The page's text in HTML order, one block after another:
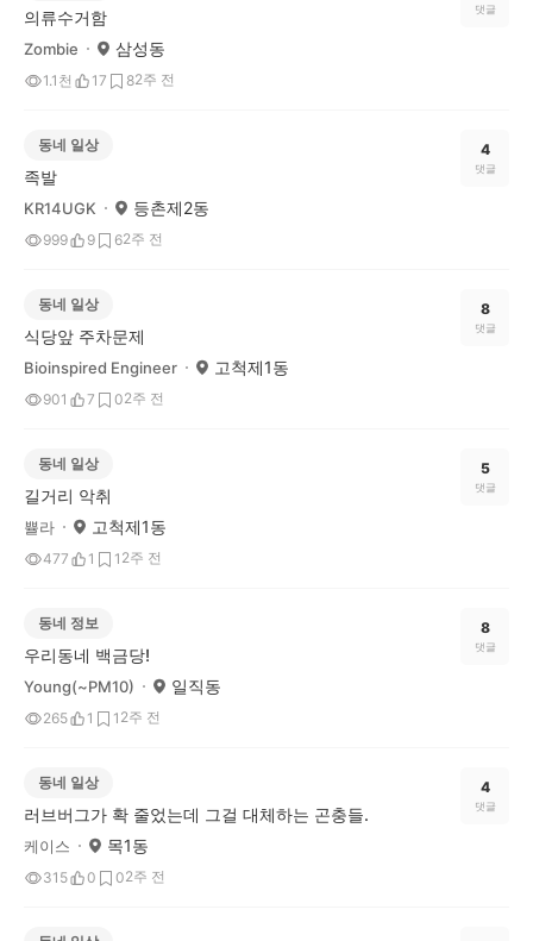
의류수거함
Zombie 삼성동
1.1천 17 82주 전
댓글
동네 일상
족발
KR14UGK 등촌제2동
999 9 62주 전
4
댓글
동네 일상
식당앞 주차문제
Bioinspired Engineer 고척제1동
901 7 02주 전
8
댓글
동네 일상
길거리 악취
쁄라 고척제1동
477 1 1 2주 전
5
댓글
동네 정보
우리동네 백금당!
Young(~PM10) 일직동
265 1 1 2주 전
8
댓글
동네 일상
러브버그가 확 줄었는데 그걸 대체하는 곤충들.
케이스 목1동
315 0 02주 전
4
댓글